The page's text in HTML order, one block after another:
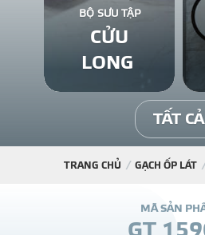
BỘ SƯU TẬP
CỬU
LONG
TẤT CẢ
TRANG CHỦ GẠCH ỐP LÁT
MÃ SẢN PH